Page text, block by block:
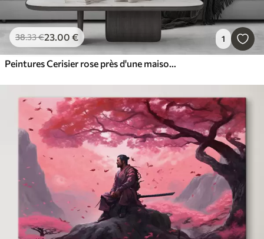
38.33€23.00 € 1
Peintures Cerisier rose près d'une maison sur le lac, Japon, oriental, style aquarelle